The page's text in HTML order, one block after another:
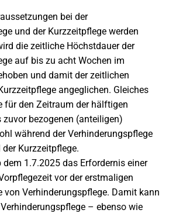
bei der
und der Kurzzeitpflege werden
die zeitliche Höchstdauer der
auf bis zu acht Wochen im
und damit der zeitlichen
angeglichen. Gleiches
für den Zeitraum der hälftigen
zuvor bezogenen (anteiligen)
während der Verhinderungspflege
Kurzzeitpflege.
1.7.2025 das Erfordernis einer
vor der erstmaligen
von Verhinderungspflege. Damit kann
– ebenso wie